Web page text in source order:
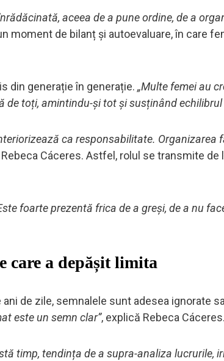
aceea de a pune ordine, de a
moment de bilanț și autoevaluare, în care
din generație în generație. „Multe femei au
toți, amintindu-și tot și susținând echilibrul
ca responsabilitate. Organizarea
Cáceres. Astfel, rolul se transmite de
foarte prezentă frica de a greși, de a nu
care a depășit limita
de zile, semnalele sunt adesea ignorate
este un semn clar”, explică Rebeca Cáceres.
timp, tendința de a supra-analiza lucrurile,